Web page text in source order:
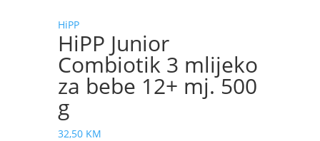
HiPP
HiPP Junior
Combiotik 3 mlijeko
za bebe 12+ mj. 500
g
32,50 KM